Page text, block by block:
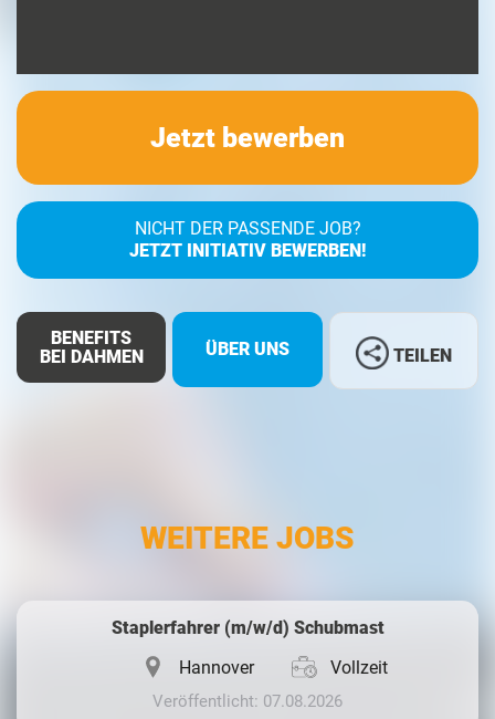
Jetzt bewerben
NICHT DER PASSENDE JOB?
JETZT INITIATIV BEWERBEN!
BENEFITS
BEI DAHMEN
ÜBER UNS TEILEN
WEITERE JOBS
Staplerfahrer (m/w/d) Schubmast
Hannover
Vollzeit
Veröffentlicht: 07.08.2026